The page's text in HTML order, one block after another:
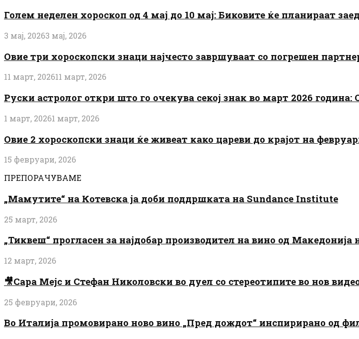
Голем неделен хороскоп од 4 мај до 10 мај: Биковите ќе планираат
3 мај, 20263 мај, 2026
Овие три хороскопски знаци најчесто завршуваат со погрешен
11 март, 202611 март, 2026
Руски астролог откри што го очекува секој знак во март 2026 година:
1 март, 20261 март, 2026
Овие 2 хороскопски знаци ќе живеат како цареви до крајот на
15 февруари, 2026
ПРЕПОРАЧУВАМЕ
„Мамутите“ на Котевска ја доби поддршката на Sundance Institute
25 март, 2026
„Тиквеш“ прогласен за најдобар производител на вино од
12 март, 2026
🎥Сара Мејс и Стефан Николовски во дуел со стереотипите во нов
25 февруари, 2026
Во Италија промовирано ново вино „Пред дождот“ инспирирано од